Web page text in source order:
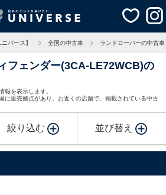
バース】 全国の中古車 ランドローバーの中古車
フェンダー(3CA-LE72WCB)の
報を表示します。
に販売拠点があり、お近くの店舗で、掲載されている中古
絞り込む 並び替え